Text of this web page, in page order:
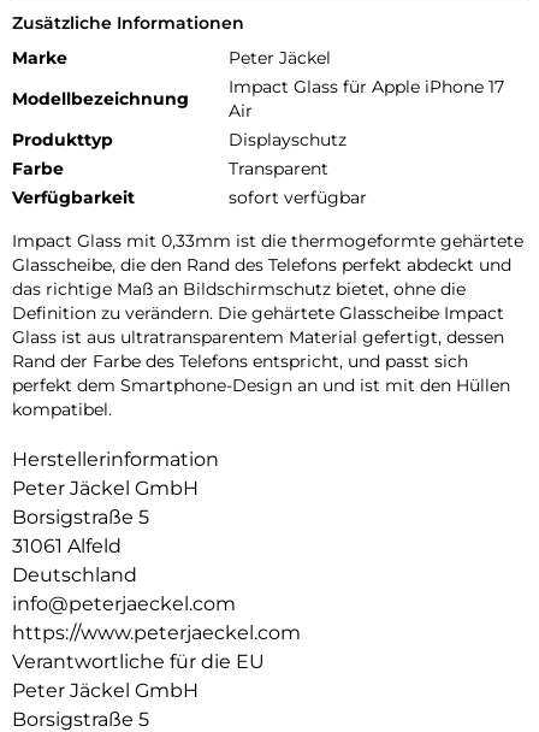
Zusätzliche Informationen
Marke
Peter Jäckel
Modellbezeichnung
Impact Glass für Apple iPhone 17
Air
Produkttyp
Displayschutz
Farbe
Transparent
Verfügbarkeit
sofort verfügbar
Impact Glass mit 0,33mm ist die thermogeformte gehärtete
Glasscheibe, die den Rand des Telefons perfekt abdeckt und
das richtige Maß an Bildschirmschutz bietet, ohne die
Definition zu verändern. Die gehärtete Glasscheibe Impact
Glass ist aus ultratransparentem Material gefertigt, dessen
Rand der Farbe des Telefons entspricht, und passt sich
perfekt dem Smartphone-Design an und ist mit den Hüllen
kompatibel.
Herstellerinformation
Peter Jäckel GmbH
Borsigstraße 5
31061 Alfeld
Deutschland
info@peterjaeckel.com
https://www.peterjaeckel.com
Verantwortliche für die EU
Peter Jäckel GmbH
Borsigstraße 5